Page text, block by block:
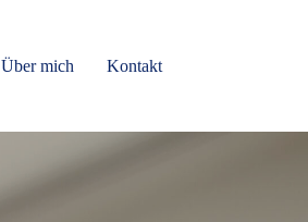
Über mich Kontakt